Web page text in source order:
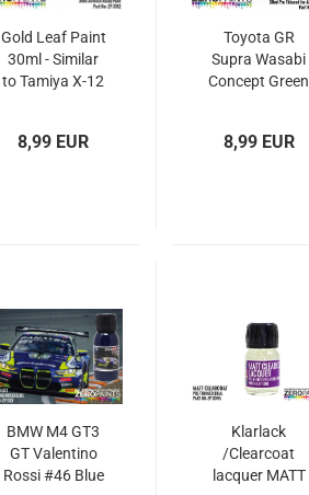
Gold Leaf Paint
30ml - Similar
to Tamiya X-12
8,99 EUR
Toyota GR
Supra Wasabi
Concept Green
8,99 EUR
BMW M4 GT3
GT Valentino
Rossi #46 Blue
Klarlack
/Clearcoat
lacquer MATT